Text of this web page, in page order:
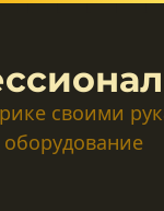
своими